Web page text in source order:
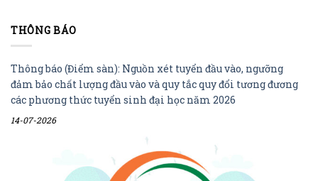
THÔNG BÁO
Thông báo (Điểm sàn): Nguồn xét tuyển đầu vào, ngưỡng
đảm bảo chất lượng đầu vào và quy tắc quy đổi tương đương
các phương thức tuyển sinh đại học năm 2026
14-07-2026